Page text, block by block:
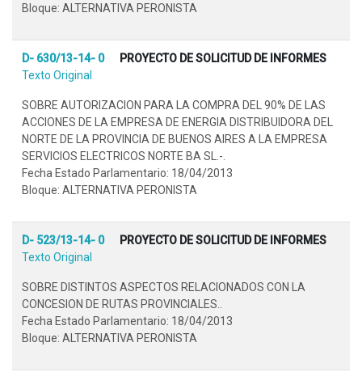
Bloque: ALTERNATIVA PERONISTA
D- 630/13-14- 0
PROYECTO DE SOLICITUD DE INFORMES
Texto Original
SOBRE AUTORIZACION PARA LA COMPRA DEL 90% DE LAS
ACCIONES DE LA EMPRESA DE ENERGIA DISTRIBUIDORA DEL
NORTE DE LA PROVINCIA DE BUENOS AIRES A LA EMPRESA
SERVICIOS ELECTRICOS NORTE BA SL.-.
Fecha Estado Parlamentario: 18/04/2013
Bloque: ALTERNATIVA PERONISTA
D- 523/13-14- 0
PROYECTO DE SOLICITUD DE INFORMES
Texto Original
SOBRE DISTINTOS ASPECTOS RELACIONADOS CON LA
CONCESION DE RUTAS PROVINCIALES..
Fecha Estado Parlamentario: 18/04/2013
Bloque: ALTERNATIVA PERONISTA